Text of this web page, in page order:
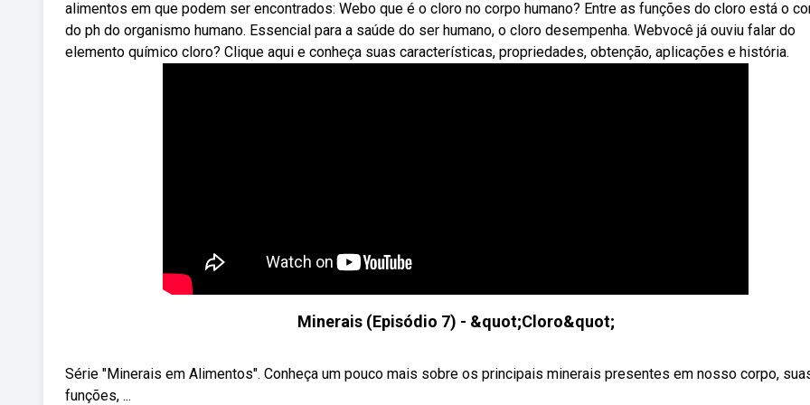
alimentos em que podem ser encontrados: Webo que é o cloro no corpo humano? Entre as funções do cloro está o
do ph do organismo humano. Essencial para a saúde do ser humano, o cloro desempenha. Webvocê já ouviu falar do
elemento químico cloro? Clique aqui e conheça suas características, propriedades, obtenção, aplicações e história.
Minerais (Episódio 7) - &quot;Cloro&quot;
Série "Minerais em Alimentos". Conheça um pouco mais sobre os principais minerais presentes em nosso corpo,
funções, ...